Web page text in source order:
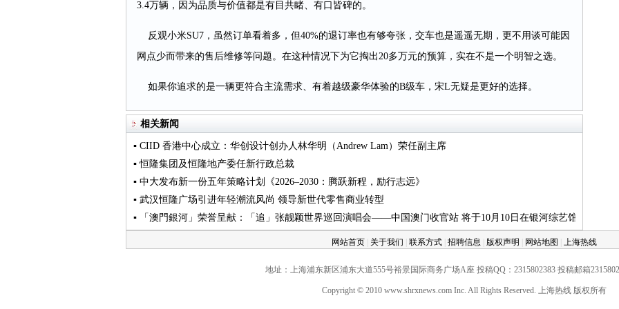
3.4万辆，因为品质与价值都是有目共睹、有口皆碑的。
反观小米SU7，虽然订单看着多，但40%的退订率也有够夸张，交车也是遥遥无期，更不用谈可能因
网点少而带来的售后维修等问题。在这种情况下为它掏出20多万元的预算，实在不是一个明智之选。
如果你追求的是一辆更符合主流需求、有着越级豪华体验的B级车，宋L无疑是更好的选择。
相关新闻
▪ CIID 香港中心成立：华创设计创办人林华明（Andrew Lam）荣任副主席
▪ 恒隆集团及恒隆地产委任新行政总裁
▪ 中大发布新一份五年策略计划《2026‒2030：腾跃新程，励行志远》
▪ 武汉恒隆广场引进年轻潮流风尚 领导新世代零售商业转型
▪ 「澳門銀河」荣誉呈献：「追」张靓颖世界巡回演唱会——中国澳门收官站 将于10月10日在银河综艺馆闪亮登场
网站首页 关于我们 联系方式 招聘信息 版权声明 网站地图 上海热线
地址：上海浦东新区浦东大道555号裕景国际商务广场A座 投稿QQ：2315802383 投稿邮箱
Copyright © 2010 www.shrxnews.com Inc. All Rights Reserved. 上海热线 版权所有